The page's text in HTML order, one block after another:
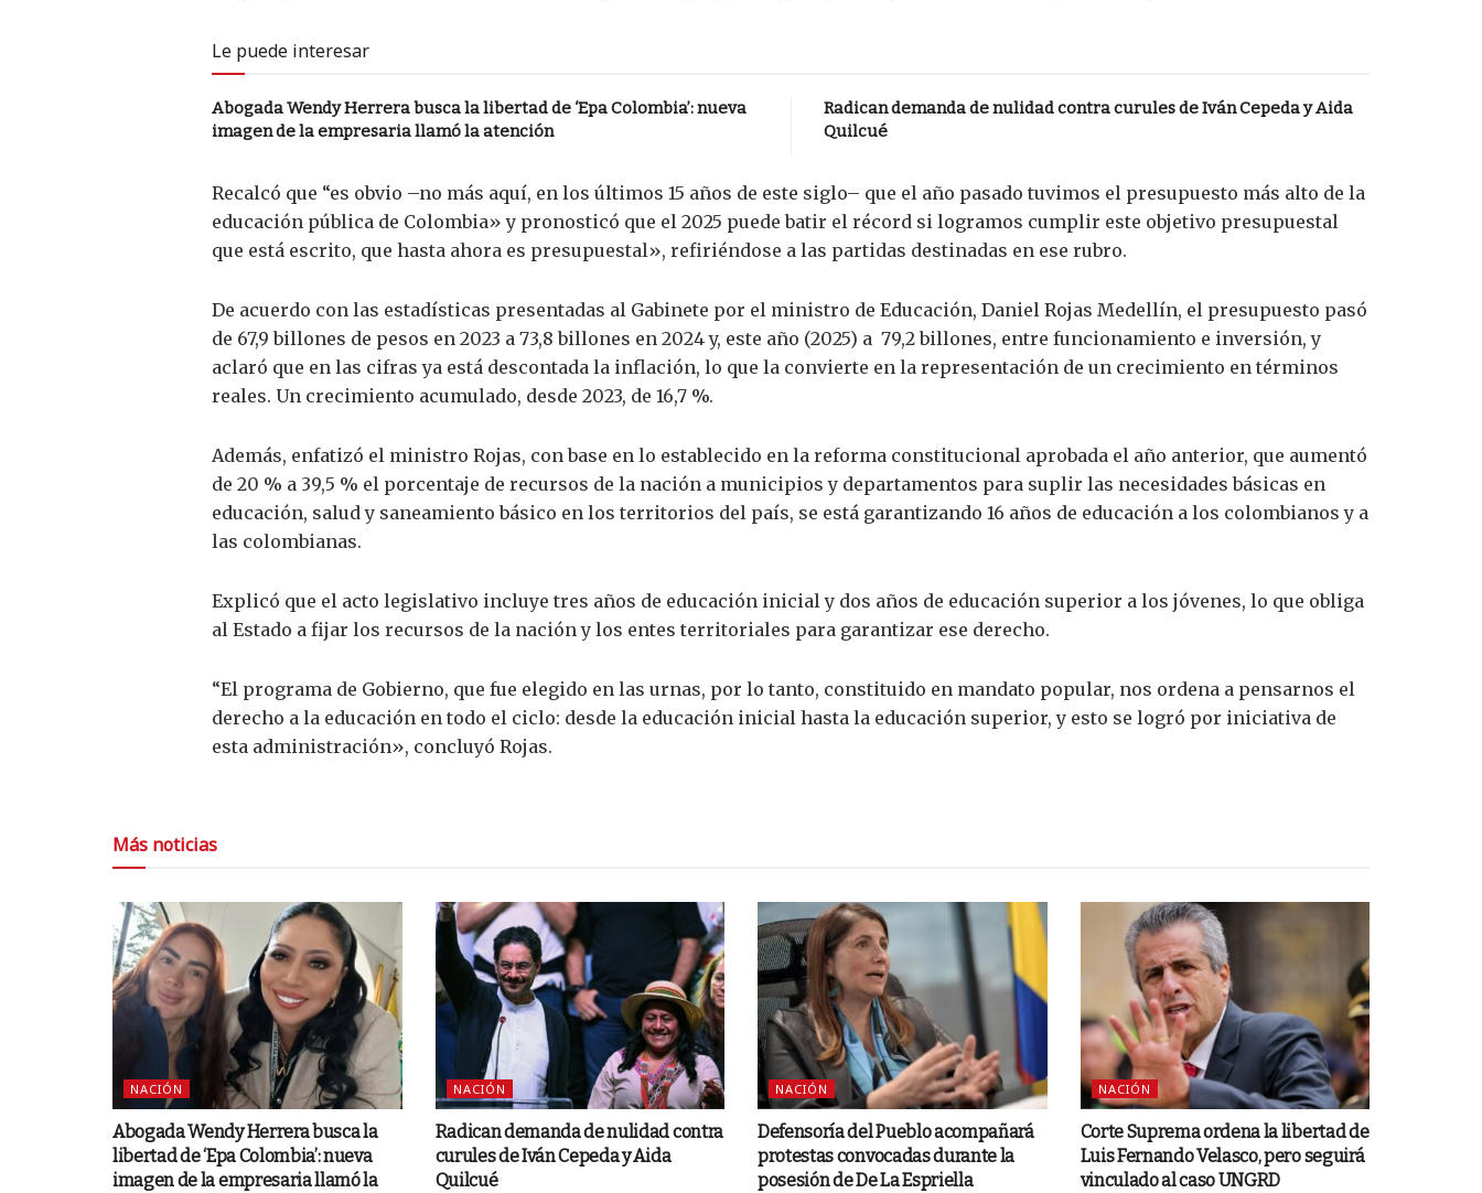
Le puede interesar
Abogada Wendy Herrera busca la libertad de ‘Epa Colombia’: nueva
imagen de la empresaria llamó la atención
Radican demanda de nulidad contra curules de Iván Cepeda y Aida
Quilcué
Recalcó que “es obvio –no más aquí, en los últimos 15 años de este siglo– que el año pasado tuvimos el presupuesto más alto de la
educación pública de Colombia» y pronosticó que el 2025 puede batir el récord si logramos cumplir este objetivo presupuestal
que está escrito, que hasta ahora es presupuestal», refiriéndose a las partidas destinadas en ese rubro.
De acuerdo con las estadísticas presentadas al Gabinete por el ministro de Educación, Daniel Rojas Medellín, el presupuesto pasó
de 67,9 billones de pesos en 2023 a 73,8 billones en 2024 y, este año (2025) a 79,2 billones, entre funcionamiento e inversión, y
aclaró que en las cifras ya está descontada la inflación, lo que la convierte en la representación de un crecimiento en términos
reales. Un crecimiento acumulado, desde 2023, de 16,7 %.
Además, enfatizó el ministro Rojas, con base en lo establecido en la reforma constitucional aprobada el año anterior, que aumentó
de 20 % a 39,5 % el porcentaje de recursos de la nación a municipios y departamentos para suplir las necesidades básicas en
educación, salud y saneamiento básico en los territorios del país, se está garantizando 16 años de educación a los colombianos y a
las colombianas.
Explicó que el acto legislativo incluye tres años de educación inicial y dos años de educación superior a los jóvenes, lo que obliga
al Estado a fijar los recursos de la nación y los entes territoriales para garantizar ese derecho.
“El programa de Gobierno, que fue elegido en las urnas, por lo tanto, constituido en mandato popular, nos ordena a pensarnos el
derecho a la educación en todo el ciclo: desde la educación inicial hasta la educación superior, y esto se logró por iniciativa de
esta administración», concluyó Rojas.
Más noticias
NACIÓN
Abogada Wendy Herrera busca la
libertad de ‘Epa Colombia’: nueva
imagen de la empresaria llamó la
NACIÓN
Radican demanda de nulidad contra
curules de Iván Cepeda y Aida
Quilcué
NACIÓN
Defensoría del Pueblo acompañará
protestas convocadas durante la
posesión de De La Espriella
NACIÓN
Corte Suprema ordena la libertad de
Luis Fernando Velasco, pero seguirá
vinculado al caso UNGRD